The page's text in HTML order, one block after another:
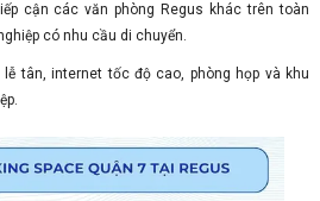
cận các văn phòng Regus khác trên toàn
có nhu cầu di chuyển.
lễ tân, internet tốc độ cao, phòng họp và khu